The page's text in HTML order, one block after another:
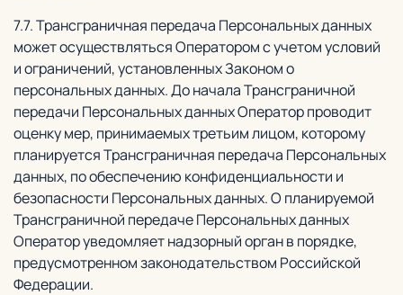
7.7. Трансграничная передача Персональных данных
может осуществляться Оператором с учетом условий
и ограничений, установленных Законом о
персональных данных. До начала Трансграничной
передачи Персональных данных Оператор проводит
оценку мер, принимаемых третьим лицом, которому
планируется Трансграничная передача Персональных
данных, по обеспечению конфиденциальности и
безопасности Персональных данных. О планируемой
Трансграничной передаче Персональных данных
Оператор уведомляет надзорный орган в порядке,
предусмотренном законодательством Российской
Федерации.